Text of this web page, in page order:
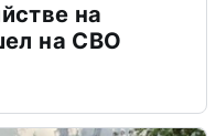
на
на СВО